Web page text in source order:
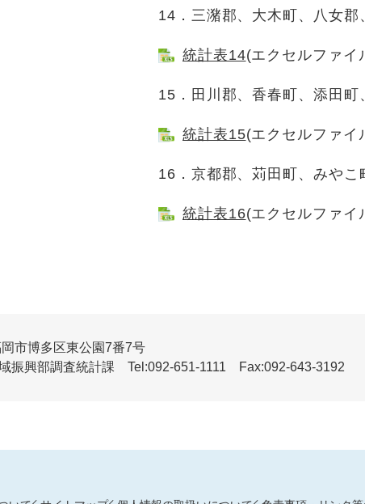
14．三潴郡、大木町、八女
統計表14(エクセルファイ
15．田川郡、香春町、添田町
統計表15(エクセルファイ
16．京都郡、苅田町、みやこ
統計表16(エクセルファイ
市博多区東公園7番7号
振興部調査統計課 Tel:092-651-1111 Fax:092-643-3192